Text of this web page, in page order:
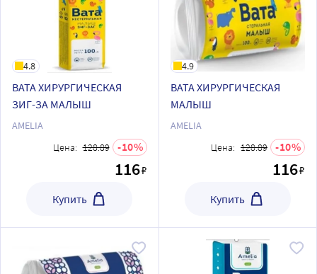
4.8
ВАТА ХИРУРГИЧЕСКАЯ
ЗИГ-ЗА МАЛЫШ
AMELIA
Цена: 128.89 10
116₽
Купить
4.9
ВАТА ХИРУРГИЧЕСКАЯ
МАЛЫШ
AMELIA
Цена: 128.89 10
116₽
Купить